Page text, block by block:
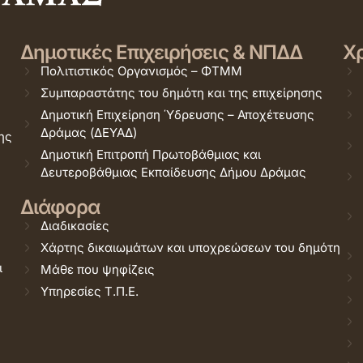
Δημοτικές Επιχειρήσεις & ΝΠΔΔ
Πολιτιστικός Οργανισμός – ΦΤΜΜ
Συμπαραστάτης του δημότη και της επιχείρησης
Δημοτική Επιχείρηση Ύδρευσης – Αποχέτευσης
Δράμας (ΔΕΥΑΔ)
Δημοτική Επιτροπή Πρωτοβάθμιας και
Δευτεροβάθμιας Εκπαίδευσης Δήμου Δράμας
Διάφορα
Διαδικασίες
Χάρτης δικαιωμάτων και υποχρεώσεων του δημότη
Μάθε που ψηφίζεις
Υπηρεσίες Τ.Π.Ε.